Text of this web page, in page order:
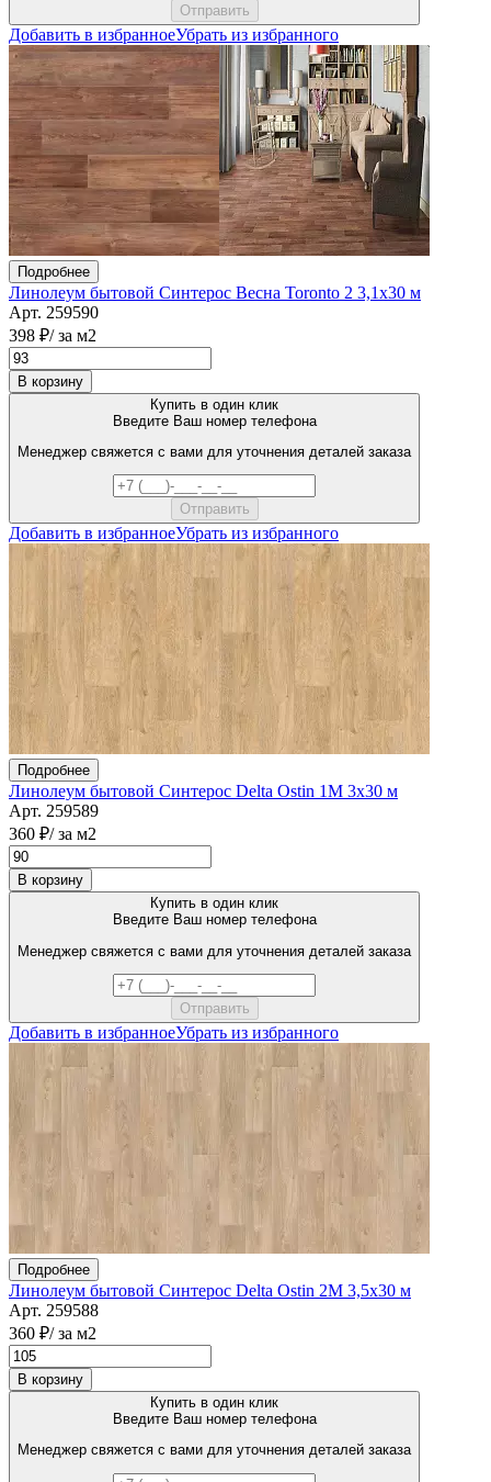
Добавить в избранноеУбрать из избранного
Подробнее
Линолеум бытовой Синтерос Весна Toronto 2 3,1х30 м
Арт. 259590
398 ₽/ за м2
В корзину
Купить в один клик
Введите Ваш номер телефона
Менеджер свяжется с вами для уточнения деталей заказа
Добавить в избранноеУбрать из избранного
Подробнее
Линолеум бытовой Синтерос Delta Ostin 1M 3х30 м
Арт. 259589
360 ₽/ за м2
В корзину
Купить в один клик
Введите Ваш номер телефона
Менеджер свяжется с вами для уточнения деталей заказа
Добавить в избранноеУбрать из избранного
Подробнее
Линолеум бытовой Синтерос Delta Ostin 2M 3,5х30 м
Арт. 259588
360 ₽/ за м2
В корзину
Купить в один клик
Введите Ваш номер телефона
Менеджер свяжется с вами для уточнения деталей заказа